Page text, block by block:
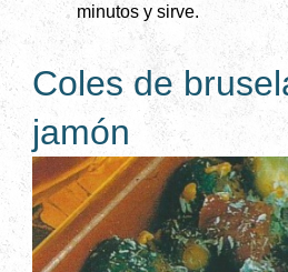
minutos y sirve.
Coles de
jamón